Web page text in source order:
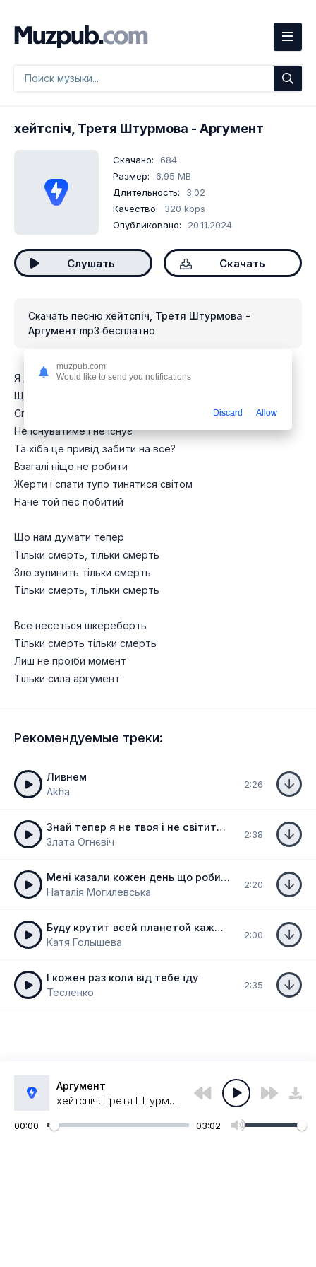
хейтспіч, Третя Штурмова - Аргумент
Скачано:
684
Размер:
6.95 MB
Длительность:
3:02
Качество:
320 kbps
Опубликовано:
20.11.2024
Слушать Скачать
Скачать песню хейтспіч, Третя Штурмова -
Аргумент mp3 бесплатно
Я дурний, багатію думкою
Що не створив то руйную
Справедливості не існувало
Не існуватиме і не існує
Та хіба це привід забити на все?
Взагалі ніщо не робити
Жерти і спати тупо тинятися світом
Наче той пес побитий
Що нам думати тепер
Тільки смерть, тільки смерть
Зло зупинить тільки смерть
Тільки смерть, тільки смерть
Все несеться шкереберть
Тільки смерть тільки смерть
Лиш не проїби момент
Тільки сила аргумент
Рекомендуемые треки:
Ливнем
Akha
2:26
Знай тепер я не твоя і не світить наш Маяк
Злата Огнєвіч
2:38
Мені казали кожен день що робить
Наталія Могилевська
2:20
Буду крутит всей планетой каждой той каждой этой
Катя Голышева
2:00
І кожен раз коли від тебе їду
Тесленко
2:35
Аргумент
хейтспіч, Третя Штурмова
00:00 03:02
muzpub.com
Would like to send you notifications
Discard Allow